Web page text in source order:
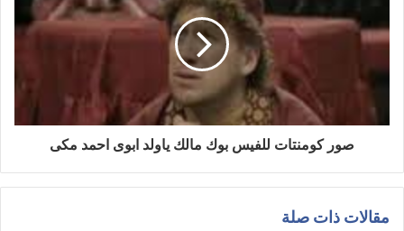
صور كومنتات للفيس بوك مالك ياولد ابوى احمد مكى
مقالات ذات صلة